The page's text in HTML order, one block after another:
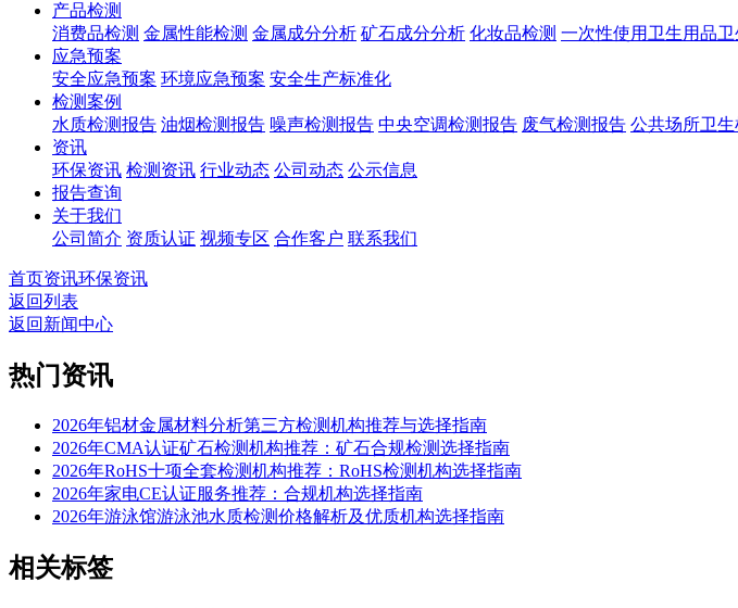
产品检测
消费品检测 金属性能检测 金属成分分析 矿石成分分析 化妆品检测 一次性使用卫生用品卫
应急预案
安全应急预案 环境应急预案 安全生产标准化
检测案例
水质检测报告 油烟检测报告 噪声检测报告 中央空调检测报告 废气检测报告 公共场所卫
资讯
环保资讯 检测资讯 行业动态 公司动态 公示信息
报告查询
关于我们
公司简介 资质认证 视频专区 合作客户 联系我们
首页资讯环保资讯
返回列表
返回新闻中心
热门资讯
2026年铝材金属材料分析第三方检测机构推荐与选择指南
2026年CMA认证矿石检测机构推荐：矿石合规检测选择指南
2026年RoHS十项全套检测机构推荐：RoHS检测机构选择指南
2026年家电CE认证服务推荐：合规机构选择指南
2026年游泳馆游泳池水质检测价格解析及优质机构选择指南
相关标签